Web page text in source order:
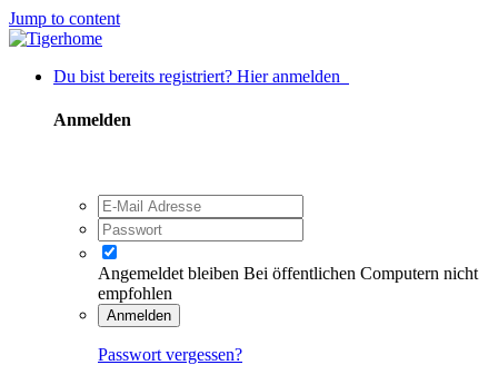
Jump to content
Du bist bereits registriert? Hier anmelden
Anmelden
Angemeldet bleiben Bei öffentlichen Computern nicht
empfohlen
Anmelden
Passwort vergessen?